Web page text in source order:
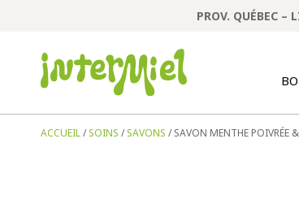
PROV. QUÉBEC –
ACCUEIL/SOINS /SAVONS / SAVON MENTHE POIVRÉE